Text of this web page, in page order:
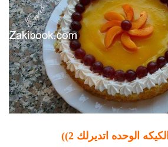
الوحده اتديرلك 2))